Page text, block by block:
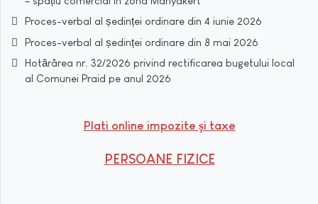
Proces-verbal al ședinței ordinare din 4 iunie 2026
Proces-verbal al ședinței ordinare din 8 mai 2026
Hotărârea nr. 32/2026 privind rectificarea bugetului local
al Comunei Praid pe anul 2026
Plati online impozite şi taxe
PERSOANE FIZICE